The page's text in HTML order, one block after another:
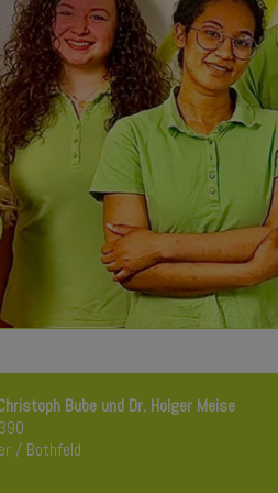
Bube und Dr. Holger Meise
/ Bothfeld